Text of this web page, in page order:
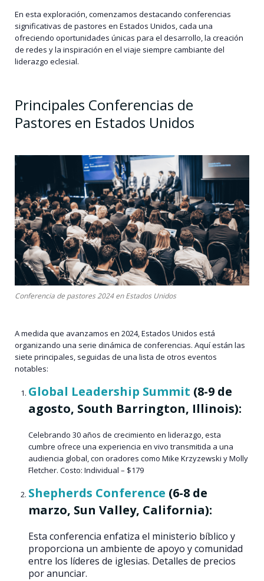
En esta exploración, comenzamos destacando conferencias
significativas de pastores en Estados Unidos, cada una
ofreciendo oportunidades únicas para el desarrollo, la creación
de redes y la inspiración en el viaje siempre cambiante del
liderazgo eclesial.
Principales Conferencias de
Pastores en Estados Unidos
Conferencia de pastores 2024 en Estados Unidos
A medida que avanzamos en 2024, Estados Unidos está
organizando una serie dinámica de conferencias. Aquí están las
siete principales, seguidas de una lista de otros eventos
notables:
Global Leadership Summit (8-9 de
agosto, South Barrington, Illinois):
Celebrando 30 años de crecimiento en liderazgo, esta
cumbre ofrece una experiencia en vivo transmitida a una
audiencia global, con oradores como Mike Krzyzewski y Molly
Fletcher​​. Costo: Individual – $179
Shepherds Conference (6-8 de
marzo, Sun Valley, California):
Esta conferencia enfatiza el ministerio bíblico y
proporciona un ambiente de apoyo y comunidad
entre los líderes de iglesias​​. Detalles de precios
por anunciar.